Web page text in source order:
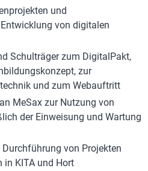
und
von digitalen
Schulträger zum DigitalPakt,
zur
und zum Webauftritt
MeSax zur Nutzung von
der Einweisung und Wartung
von Projekten
in KITA und Hort